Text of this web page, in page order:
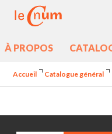
À PROPOS
Accueil Catalogue général